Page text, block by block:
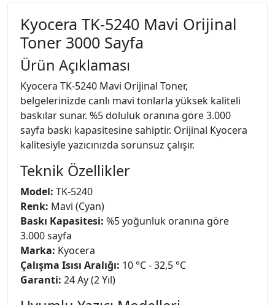
Kyocera TK-5240 Mavi Orijinal
Toner 3000 Sayfa
Ürün Açıklaması
Kyocera TK-5240 Mavi Orijinal Toner,
belgelerinizde canlı mavi tonlarla yüksek kaliteli
baskılar sunar. %5 doluluk oranına göre 3.000
sayfa baskı kapasitesine sahiptir. Orijinal Kyocera
kalitesiyle yazıcınızda sorunsuz çalışır.
Teknik Özellikler
Model: TK-5240
Renk: Mavi (Cyan)
Baskı Kapasitesi: %5 yoğunluk oranına göre
3.000 sayfa
Marka: Kyocera
Çalışma Isısı Aralığı: 10 °C - 32,5 °C
Garanti: 24 Ay (2 Yıl)